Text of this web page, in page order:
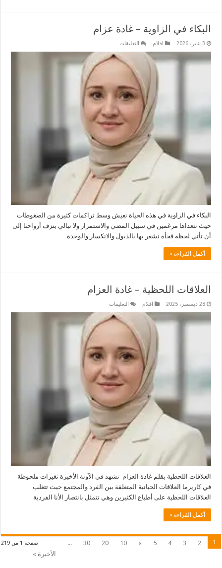
البكاء في الزاوية – غادة عزام
3 يناير، 2026 اقلام التعليقات
في
الزاوية
مغلقة
البكاء في الزاوية في هذه الحياة نعيش وسط تراكمات كثيرة من الضغوطات
حيث نتعداها مرغمين في سبيل المضي والاستمرار ولا نبالي بنزف أرواحنا إلى
أن تأتي لحظة فجأة نشعر بها بالذبول والانكسار والوحدة
أكمل القراءة »
العلاقات اللحظية – غادة العزام
28 ديسمبر، 2025 اقلام التعليقات
اللحظية
–
العلاقات اللحظية بقلم غادة العزام نشهد في الآونة الأخيرة تغيرات ملحوظة
في كاريزما العلاقات الحياتية المتعلقة بين الفرد والمجتمع حيث تتغلب
العلاقات اللحظية على أطباع الكثيرين وهي تتمثل بانتصار الأنا الفردية
أكمل القراءة »
صفحة 1 من 219 1
2
3
4
5
»
10
20
30
...
الأخيرة »